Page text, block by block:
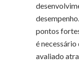
pontos
é necessário
avaliado